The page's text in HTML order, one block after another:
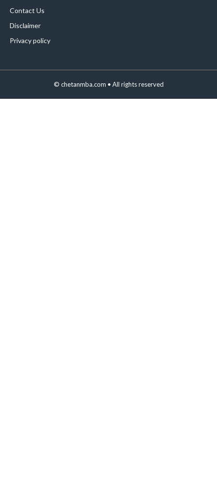
Contact Us
Disclaimer
Privacy policy
© chetanmba.com • All rights reserved